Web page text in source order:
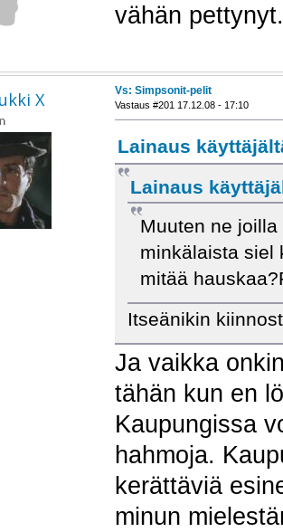
vähän
X Vs: Simpsonit-pelit
Vastaus #201 17.12.08 - 17:10
Lainaus
Lainaus
Muuten ne
minkälaista siel
mitää
Itseänikin
Ja vaikka
tähän kun en
Kaupungissa
hahmoja.
kerättäviä
minun